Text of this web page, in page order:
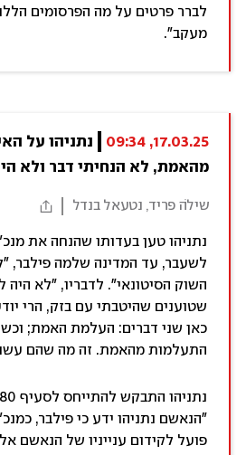
לברר פרטים על מה הפרסומים
מעקב".
17.03.25, 09:34
מהאמת, לא הנחיתי דבר ולא
שילֹה פריד, נטעאל בנדל
נתניהו טען בעדותו שהנחה את
לשעבר, עד המדינה שלמה פילבר,
השוק הסיטונאי". לדבריו, "לא היה
שטוענים שהיטבתי עם בזק, הרי
כאן שני דברים: העלמת האמת;
התעלמות מהאמת. זה מה שהם עשו
"הנאשם נתניהו ידע כי פילבר,
פועל לקידום ענייניו של הנאשם